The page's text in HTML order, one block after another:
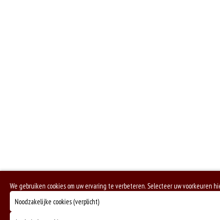
We gebruiken cookies om uw ervaring te verbeteren. Selecteer uw voorkeuren
Noodzakelijke cookies (verplicht)